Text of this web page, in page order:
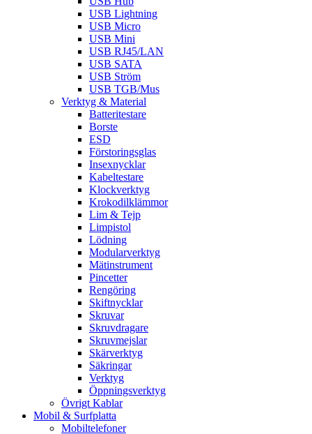
USB Lightning
USB Micro
USB Mini
USB RJ45/LAN
USB SATA
USB Ström
USB TGB/Mus
Verktyg & Material
Batteritestare
Borste
ESD
Förstoringsglas
Insexnycklar
Kabeltestare
Klockverktyg
Krokodilklämmor
Lim & Tejp
Limpistol
Lödning
Modularverktyg
Mätinstrument
Pincetter
Rengöring
Skiftnycklar
Skruvar
Skruvdragare
Skruvmejslar
Skärverktyg
Säkringar
Verktyg
Öppningsverktyg
Övrigt Kablar
Mobil & Surfplatta
Mobiltelefoner